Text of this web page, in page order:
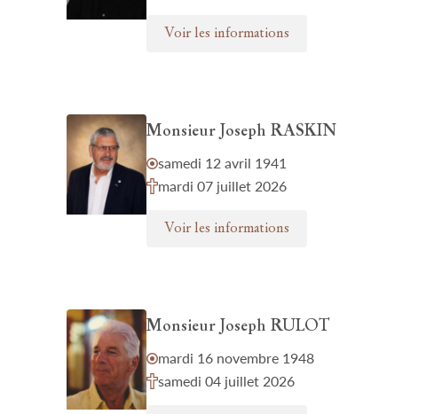
Voir les informations
Monsieur Joseph RASKIN
samedi 12 avril 1941
mardi 07 juillet 2026
Voir les informations
Monsieur Joseph RULOT
mardi 16 novembre 1948
samedi 04 juillet 2026